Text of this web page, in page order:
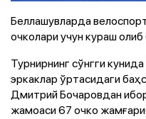
Беллашувларда
очколари учун кураш
Турнирнинг сўнгги
эркаклар ўртасидаги
Дмитрий Бочаровдан
жамоаси 67 очко